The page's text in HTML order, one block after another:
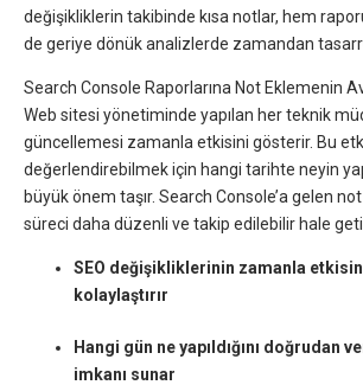
değişikliklerin takibinde kısa notlar, hem
de geriye dönük analizlerde zamandan
Search Console Raporlarına Not Eklemenin
Web sitesi yönetiminde yapılan her teknik
güncellemesi zamanla etkisini gösterir. Bu
değerlendirebilmek için hangi tarihte neyin
büyük önem taşır. Search Console’a gelen
süreci daha düzenli ve takip edilebilir hale
SEO değişikliklerinin zamanla
kolaylaştırır
Hangi gün ne yapıldığını doğrudan
imkanı sunar